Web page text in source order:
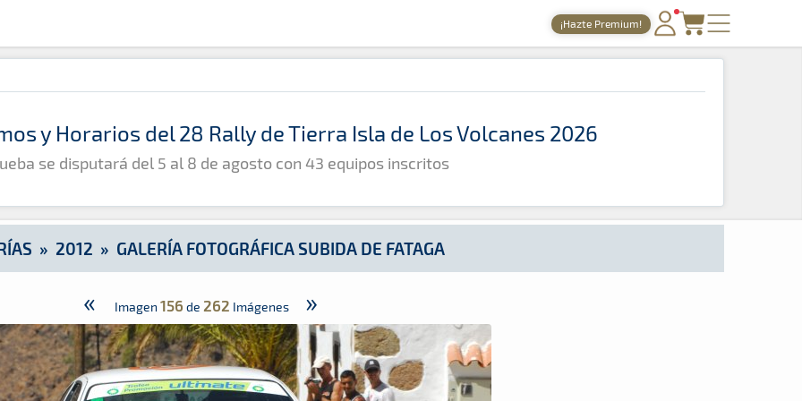
¡Hazte Premium!
PORTADA
TIEMPOS ONLINE
GALERÍAS
ARCHIVO
Fataga
y Horarios del 28 Rally de Tierra Isla de Los Volcanes 2026
se disputará del 5 al 8 de agosto con 43 equipos inscritos
» 2012 » GALERÍA FOTOGRÁFICA SUBIDA DE FATAGA
« Imagen 156 de 262 Imágenes »